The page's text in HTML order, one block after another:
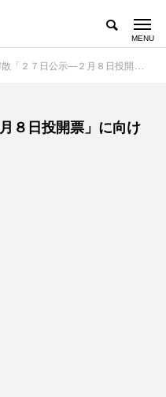
７日公示―２月８日投開票」に向け 福島４区も選挙戦の準備
８日投開票」に向け